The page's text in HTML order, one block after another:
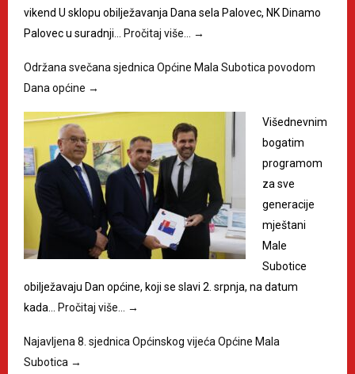
vikend U sklopu obilježavanja Dana sela Palovec, NK Dinamo
Palovec u suradnji…
Pročitaj više… →
Održana svečana sjednica Općine Mala Subotica povodom
Dana općine →
Višednevnim
bogatim
programom
za sve
generacije
mještani
Male
Subotice
obilježavaju Dan općine, koji se slavi 2. srpnja, na datum
kada…
Pročitaj više… →
Najavljena 8. sjednica Općinskog vijeća Općine Mala
Subotica →